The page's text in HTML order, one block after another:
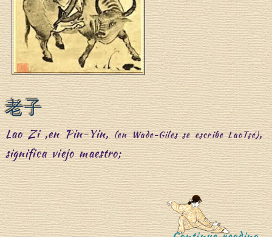
o
”
老子
Lao Zi ,en Pin-Yin,(en Wade-Giles se escribe LaoTsé),
significa viejo maestro;